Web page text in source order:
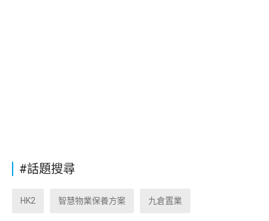
#話題搜尋
HK2 智慧物業保養方案 九倉置業